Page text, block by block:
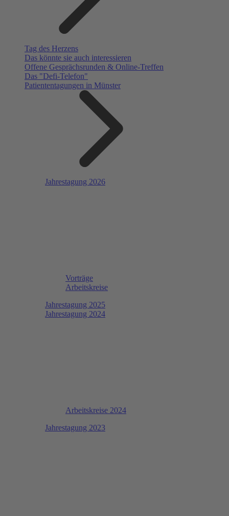
Tag des Herzens
Das könnte sie auch interessieren
Offene Gesprächsrunden & Online-Treffen
Das "Defi-Telefon"
Patiententagungen in Münster
Jahrestagung 2026
Vorträge
Arbeitskreise
Jahrestagung 2025
Jahrestagung 2024
Arbeitskreise 2024
Jahrestagung 2023